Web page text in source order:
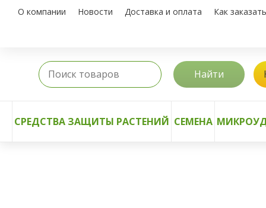
О компании Новости Доставка и оплата Как заказать
Найти
СРЕДСТВА ЗАЩИТЫ РАСТЕНИЙ СЕМЕНА